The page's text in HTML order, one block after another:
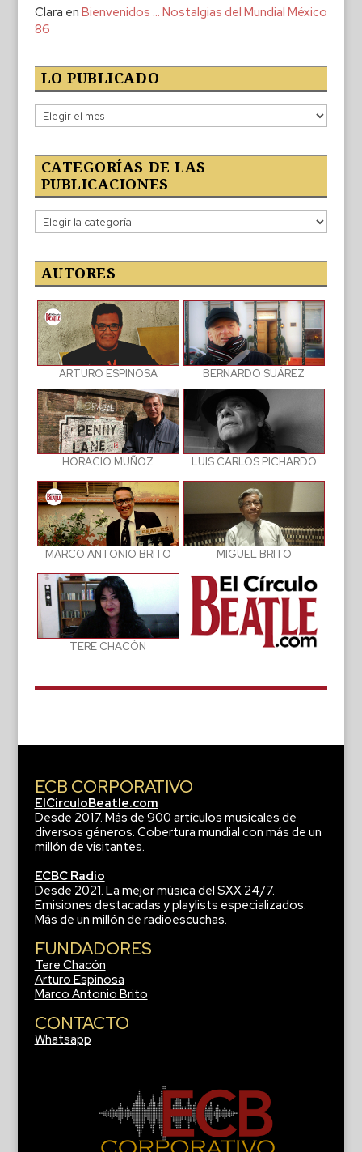
Clara en Bienvenidos … Nostalgias del Mundial México
86
LO PUBLICADO
Lo
publicado
CATEGORÍAS DE LAS
PUBLICACIONES
Categorías
de
publicaciones
AUTORES
ARTURO ESPINOSA BERNARDO SUÁREZ
HORACIO MUÑOZ LUIS CARLOS PICHARDO
MARCO ANTONIO BRITO MIGUEL BRITO
TERE CHACÓN
ECB CORPORATIVO
ElCirculoBeatle.com
Desde 2017. Más de 900 artículos musicales de
diversos géneros. Cobertura mundial con más de un
millón de visitantes.
ECBC Radio
Desde 2021. La mejor música del SXX 24/7.
Emisiones destacadas y playlists especializados.
Más de un millón de radioescuchas.
FUNDADORES
Tere Chacón
Arturo Espinosa
Marco Antonio Brito
CONTACTO
Whatsapp